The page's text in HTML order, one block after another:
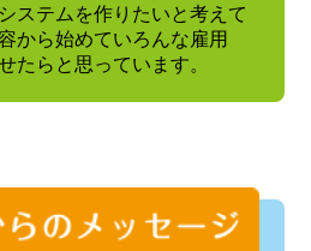
ステムを作りたいと考えて
から始めていろんな雇用
たらと思っています。